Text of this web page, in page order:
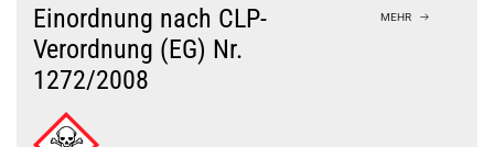
Check das mal!
GeekVape Ammit MTL RDA Tank Gold
Du willst Kröten sparen?
Schau mal hier!
Einordnung nach CLP-
Verordnung (EG) Nr.
1272/2008
MEHR